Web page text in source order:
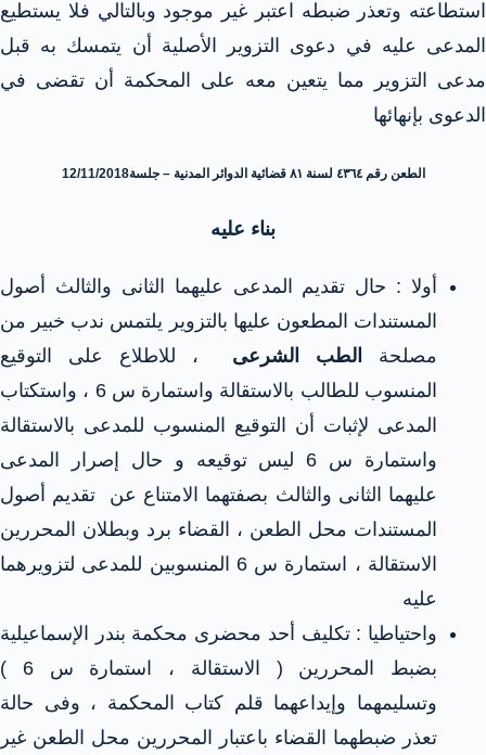
استطاعته وتعذر ضبطه اعتبر غير موجود وبالتالي فلا يستطيع
المدعى عليه في دعوى التزوير الأصلية أن يتمسك به قبل
مدعى التزوير مما يتعين معه على المحكمة أن تقضى في
الدعوى بإنهائها
الطعن رقم ٤٣٦٤ لسنة ٨١ قضائية الدوائر المدنية – جلسة12/11/2018
بناء عليه
أولا : حال تقديم المدعى عليهما الثانى والثالث أصول
المستندات المطعون عليها بالتزوير يلتمس ندب خبير من
مصلحة
الطب الشرعى
، للاطلاع على التوقيع
المنسوب للطالب بالاستقالة واستمارة س 6 ، واستكتاب
المدعى لإثبات أن التوقيع المنسوب للمدعى بالاستقالة
واستمارة س 6 ليس توقيعه و حال إصرار المدعى
عليهما الثانى والثالث بصفتهما الامتناع عن تقديم أصول
المستندات محل الطعن ، القضاء برد وبطلان المحررين
الاستقالة ، استمارة س 6 المنسوبين للمدعى لتزويرهما
عليه
واحتياطيا : تكليف أحد محضرى محكمة بندر الإسماعيلية
بضبط المحررين ( الاستقالة ، استمارة س 6 )
وتسليمهما وإيداعهما قلم كتاب المحكمة ، وفى حالة
تعذر ضبطهما القضاء باعتبار المحررين محل الطعن غير